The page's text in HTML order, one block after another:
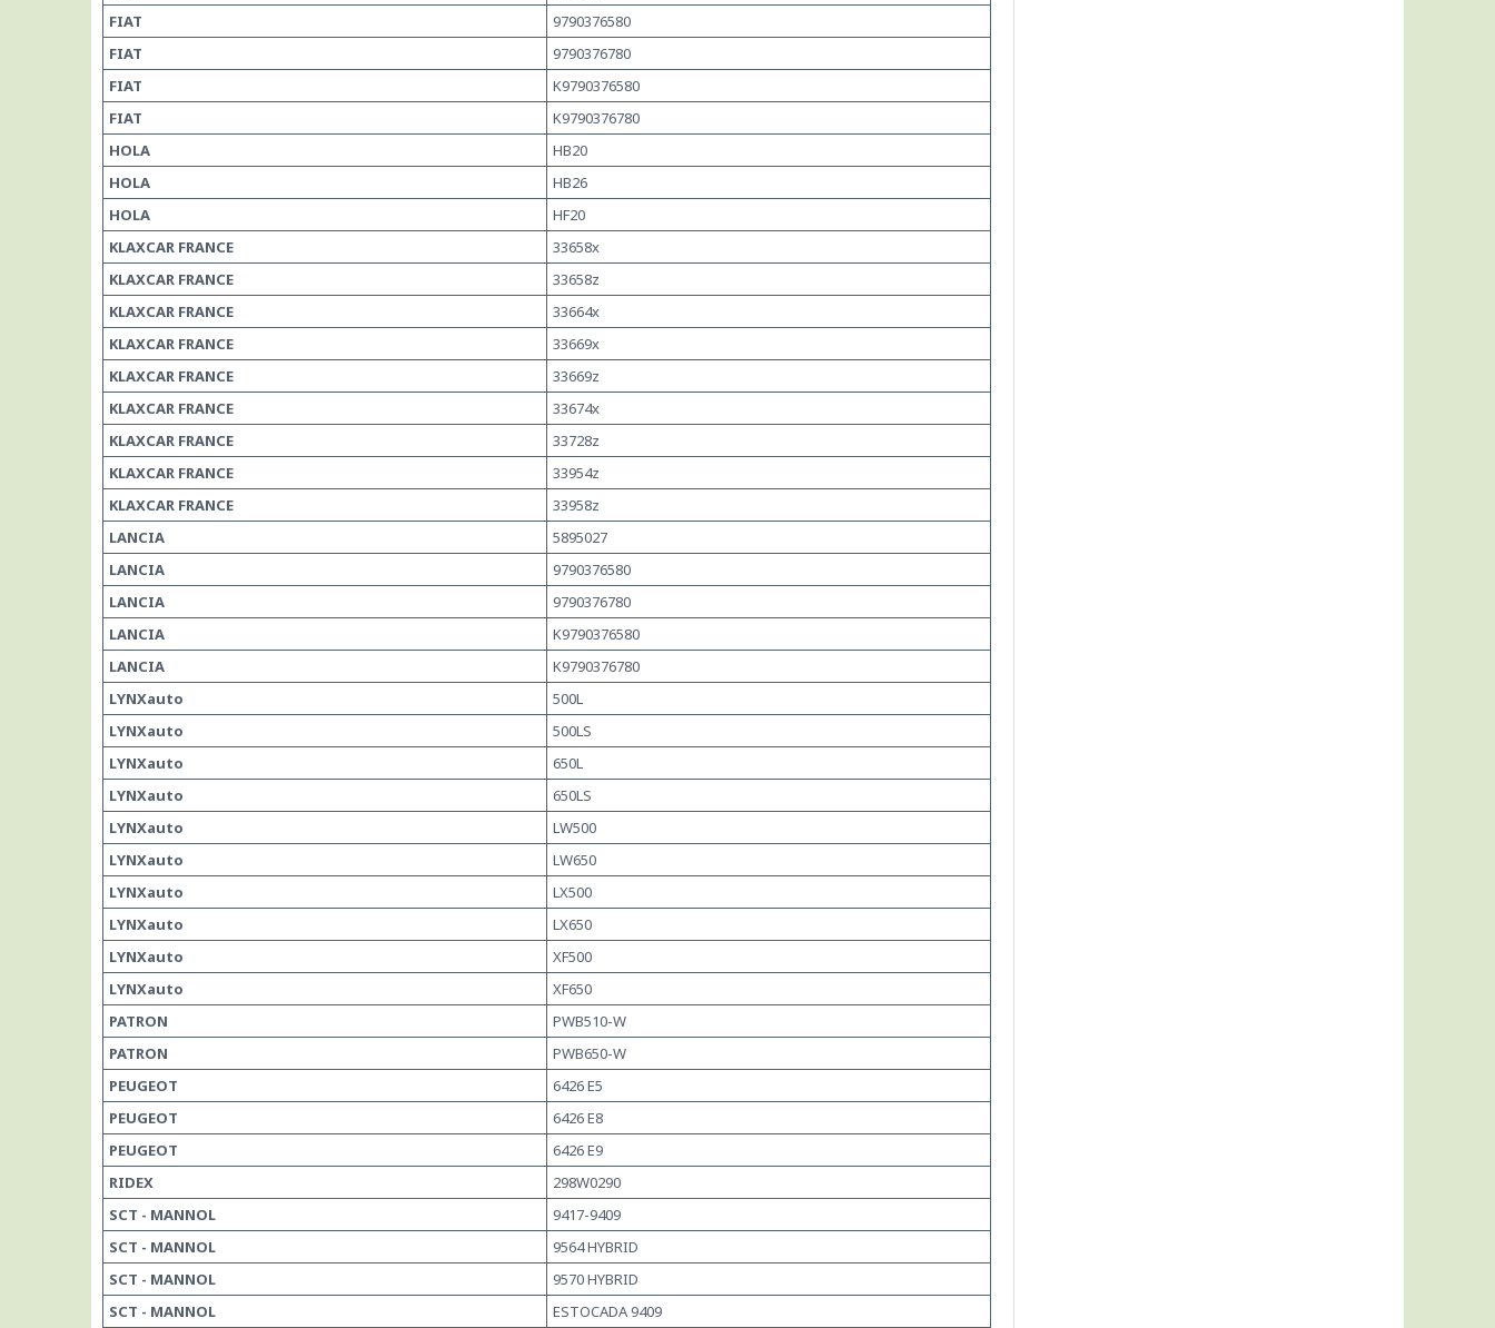
FIAT
9790376580
FIAT
9790376780
FIAT
K9790376580
FIAT
K9790376780
HOLA
HB20
HOLA
HB26
HOLA
HF20
KLAXCAR FRANCE
33658x
KLAXCAR FRANCE
33658z
KLAXCAR FRANCE
33664x
KLAXCAR FRANCE
33669x
KLAXCAR FRANCE
33669z
KLAXCAR FRANCE
33674x
KLAXCAR FRANCE
33728z
KLAXCAR FRANCE
33954z
KLAXCAR FRANCE
33958z
LANCIA
5895027
LANCIA
9790376580
LANCIA
9790376780
LANCIA
K9790376580
LANCIA
K9790376780
LYNXauto
500L
LYNXauto
500LS
LYNXauto
650L
LYNXauto
650LS
LYNXauto
LW500
LYNXauto
LW650
LYNXauto
LX500
LYNXauto
LX650
LYNXauto
XF500
LYNXauto
XF650
PATRON
PWB510-W
PATRON
PWB650-W
PEUGEOT
6426 E5
PEUGEOT
6426 E8
PEUGEOT
6426 E9
RIDEX
298W0290
SCT - MANNOL
9417-9409
SCT - MANNOL
9564 HYBRID
SCT - MANNOL
9570 HYBRID
SCT - MANNOL
ESTOCADA 9409